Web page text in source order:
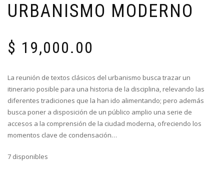
URBANISMO MODERNO
$ 19,000.00
La reunión de textos clásicos del urbanismo busca trazar un
itinerario posible para una historia de la disciplina, relevando las
diferentes tradiciones que la han ido alimentando; pero además
busca poner a disposición de un público amplio una serie de
accesos a la comprensión de la ciudad moderna, ofreciendo los
momentos clave de condensación…
7 disponibles